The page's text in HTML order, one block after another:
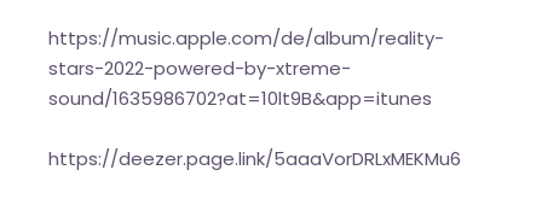
https://music.apple.com/de/album/reality-
stars-2022-powered-by-xtreme-
sound/1635986702?at=10lt9B&app=itunes
https://deezer.page.link/5aaaVorDRLxMEKMu6